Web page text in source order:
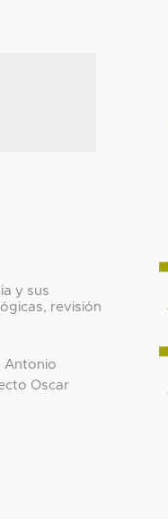
y sus
revisión
Antonio
Oscar